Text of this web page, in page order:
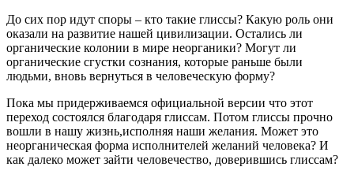
До сих пор идут споры – кто такие глиссы? Какую роль они
оказали на развитие нашей цивилизации. Остались ли
органические колонии в мире неорганики? Могут ли
органические сгустки сознания, которые раньше были
людьми, вновь вернуться в человеческую форму?
Пока мы придерживаемся официальной версии что этот
переход состоялся благодаря глиссам. Потом глиссы прочно
вошли в нашу жизнь,исполняя наши желания. Может это
неорганическая форма исполнителей желаний человека? И
как далеко может зайти человечество, доверившись глиссам?